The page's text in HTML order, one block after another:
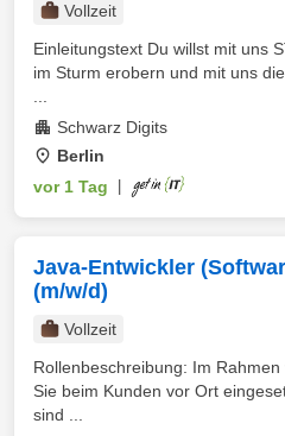
Vollzeit
Einleitungstext Du willst mit uns
im Sturm erobern und mit uns
Schwarz Digits
Berlin
vor 1 Tag
Java-Entwickler
(m/w/d)
Vollzeit
Rollenbeschreibung: Im
Sie beim Kunden vor Ort
sind ...